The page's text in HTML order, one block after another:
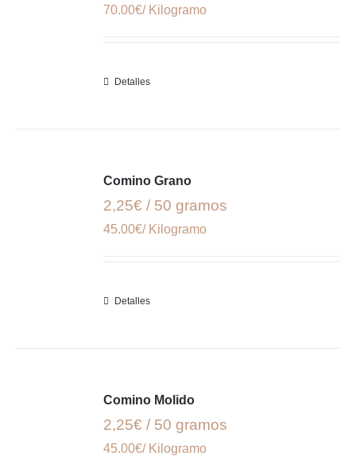
70.00€/ Kilogramo
Detalles
Comino Grano
2,25€ / 50 gramos
45.00€/ Kilogramo
Detalles
Comino Molido
2,25€ / 50 gramos
45.00€/ Kilogramo